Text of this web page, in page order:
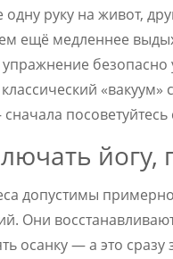
руку на живот,
ещё медленнее
упражнение
классический
йогу,
допустимы
Они
осанку — а это сразу